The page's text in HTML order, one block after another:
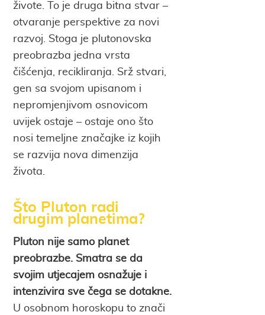
živote. To je druga bitna stvar –
otvaranje perspektive za novi
razvoj. Stoga je plutonovska
preobrazba jedna vrsta
čišćenja, recikliranja. Srž stvari,
gen sa svojom upisanom i
nepromjenjivom osnovicom
uvijek ostaje – ostaje ono što
nosi temeljne značajke iz kojih
se razvija nova dimenzija
života.
Što Pluton radi
drugim planetima?
Pluton nije samo planet
preobrazbe. Smatra se da
svojim utjecajem osnažuje i
intenzivira sve čega se dotakne.
U osobnom horoskopu to znači